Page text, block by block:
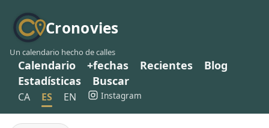
Cronovies
Un calendario hecho de calles
Calendario +fechas Recientes
Blog
Estadísticas
Buscar
CA ES EN Instagram